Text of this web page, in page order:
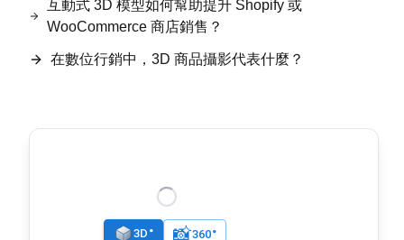
互動式 3D 模型如何幫助提升 Shopify 或
WooCommerce 商店銷售？
在數位行銷中，3D 商品攝影代表什麼？